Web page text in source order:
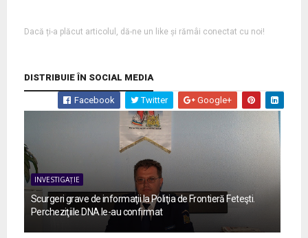
Dacă ți-a plăcut articolul, dă-ne un like și rămâi conectat cu noi!
DISTRIBUIE ÎN SOCIAL MEDIA
Facebook Twitter Google+
INVESTIGAȚIE
Scurgeri grave de informaţii la Poliţia de Frontieră Feteşti.
Percheziţiile DNA le-au confirmat